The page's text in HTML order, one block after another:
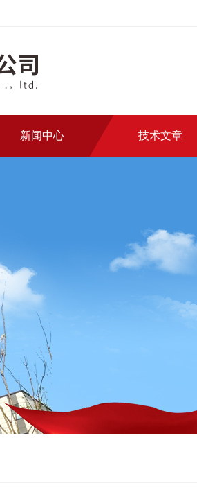
新闻中心 技术文章